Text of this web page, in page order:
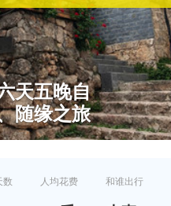
天五晚自
随缘之旅
数 人均花费 和谁出行